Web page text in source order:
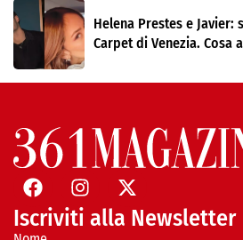
Helena Prestes e Javier:
Carpet di Venezia. Cosa
Iscriviti alla Newsletter